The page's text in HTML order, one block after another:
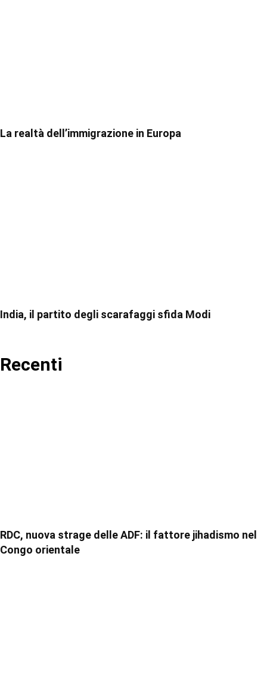
La realtà dell’immigrazione in Europa
India, il partito degli scarafaggi sfida Modi
Recenti
RDC, nuova strage delle ADF: il fattore jihadismo nel
Congo orientale